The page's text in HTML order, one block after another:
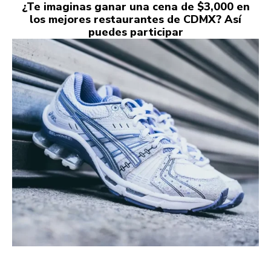
¿Te imaginas ganar una cena de $3,000 en
los mejores restaurantes de CDMX? Así
puedes participar